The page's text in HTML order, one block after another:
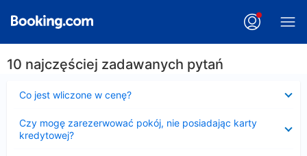
10 najczęściej zadawanych pytań
Co jest wliczone w cenę?
Czy mogę zarezerwować pokój, nie posiadając karty
kredytowej?